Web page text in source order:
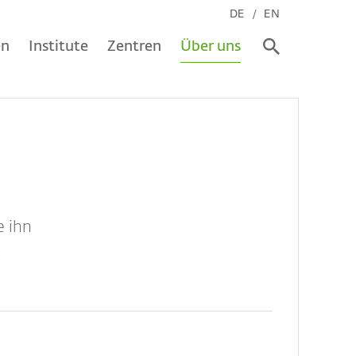
Institute Zentren Über uns
DE EN
ihn